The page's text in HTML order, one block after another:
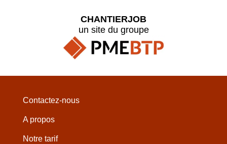
CHANTIERJOB
un site du groupe
Contactez-nous
A propos
Notre tarif